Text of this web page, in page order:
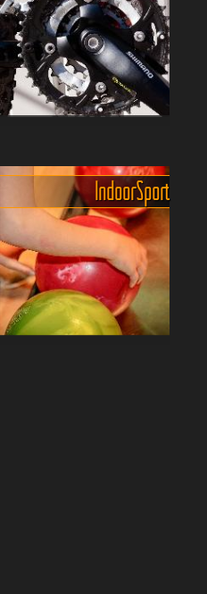
Tennis Über ein Dutzend
teilweise sehr schöne
Tennisanlagen finden sich in
der Stadt in den grossen
Hotels. Einige bieten neben
Trainern auch die Mög...
Indoor Sport